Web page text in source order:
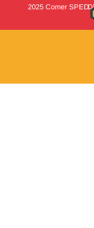
b
o
o
k
2025 Comer SPED.